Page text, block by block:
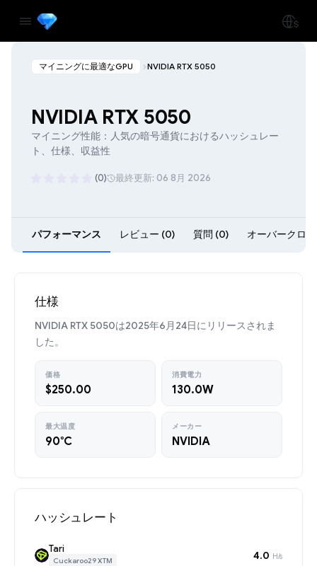
マイニングに最適なGPU NVIDIA RTX 5050
NVIDIA RTX 5050
マイニング性能：人気の暗号通貨におけるハッシュレー
ト、仕様、収益性
(0) 最終更新: 06 8月 2026
パフォーマンス レビュー (0) 質問 (0) オーバークロ
仕様
NVIDIA RTX 5050は2025年6月24日にリリースされま
した。
価格
$250.00
消費電力
130.0W
最大温度
90°C
メーカー
NVIDIA
ハッシュレート
Tari
Cuckaroo29 XTM 4.0 H/s